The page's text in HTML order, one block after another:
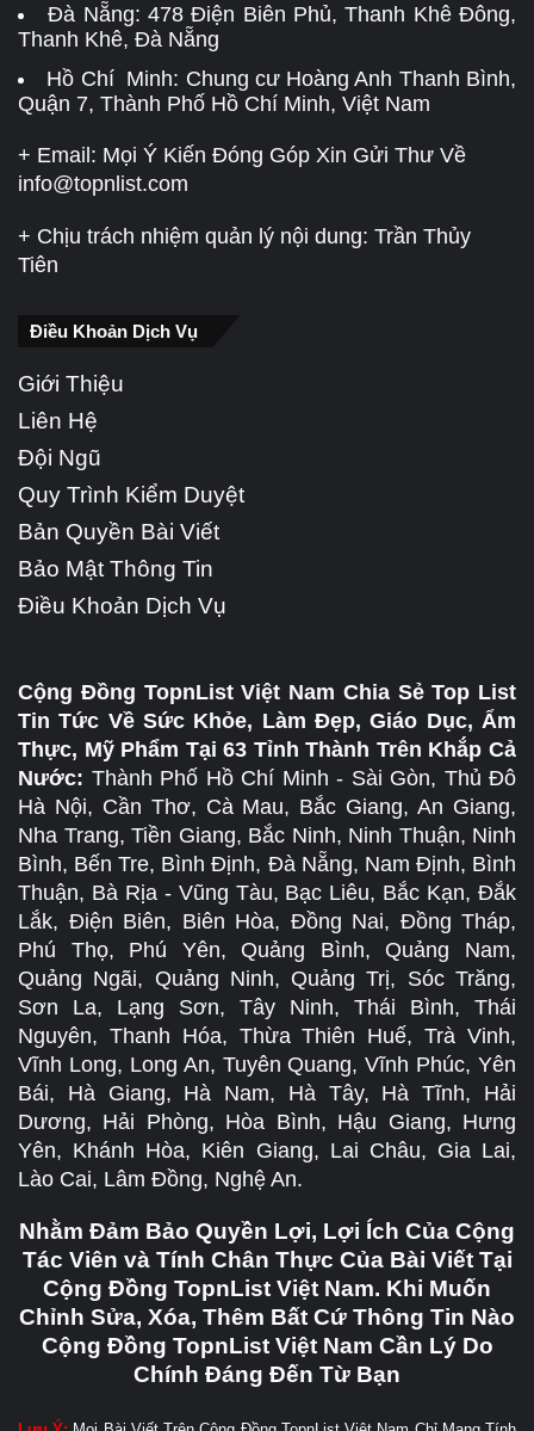
Đà Nẵng:478 Điện Biên Phủ, Thanh Khê Đông,
Thanh Khê, Đà Nẵng
Hồ Chí Minh: Chung cư Hoàng Anh Thanh Bình,
Quận 7, Thành Phố Hồ Chí Minh, Việt Nam
+ Email: Mọi Ý Kiến Đóng Góp Xin Gửi Thư Về
info@topnlist.com
+ Chịu trách nhiệm quản lý nội dung: Trần Thủy
Tiên
Điều Khoản Dịch Vụ
Giới Thiệu
Liên Hệ
Đội Ngũ
Quy Trình Kiểm Duyệt
Bản Quyền Bài Viết
Bảo Mật Thông Tin
Điều Khoản Dịch Vụ
Cộng Đồng TopnList Việt Nam Chia Sẻ Top List
Tin Tức Về Sức Khỏe, Làm Đẹp, Giáo Dục, Ẩm
Thực, Mỹ Phẩm Tại 63 Tỉnh Thành Trên Khắp Cả
Nước: Thành Phố Hồ Chí Minh - Sài Gòn, Thủ Đô
Hà Nội, Cần Thơ, Cà Mau, Bắc Giang, An Giang,
Nha Trang, Tiền Giang, Bắc Ninh, Ninh Thuận, Ninh
Bình, Bến Tre, Bình Định, Đà Nẵng, Nam Định, Bình
Thuận, Bà Rịa - Vũng Tàu, Bạc Liêu, Bắc Kạn, Đắk
Lắk, Điện Biên, Biên Hòa, Đồng Nai, Đồng Tháp,
Phú Thọ, Phú Yên, Quảng Bình, Quảng Nam,
Quảng Ngãi, Quảng Ninh, Quảng Trị, Sóc Trăng,
Sơn La, Lạng Sơn, Tây Ninh, Thái Bình, Thái
Nguyên, Thanh Hóa, Thừa Thiên Huế, Trà Vinh,
Vĩnh Long, Long An, Tuyên Quang, Vĩnh Phúc, Yên
Bái, Hà Giang, Hà Nam, Hà Tây, Hà Tĩnh, Hải
Dương, Hải Phòng, Hòa Bình, Hậu Giang, Hưng
Yên, Khánh Hòa, Kiên Giang, Lai Châu, Gia Lai,
Lào Cai, Lâm Đồng, Nghệ An.
Nhằm Đảm Bảo Quyền Lợi, Lợi Ích Của Cộng
Tác Viên và Tính Chân Thực Của Bài Viết Tại
Cộng Đồng TopnList Việt Nam. Khi Muốn
Chỉnh Sửa, Xóa, Thêm Bất Cứ Thông Tin Nào
Cộng Đồng TopnList Việt Nam Cần Lý Do
Chính Đáng Đến Từ Bạn